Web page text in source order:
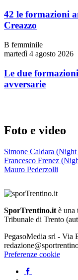
42 le formazioni
Creazzo
B femminile
martedì 4 agosto 2026
Le due
avversarie
Foto e video
Simone Caldara
Francesco Frenez
Mauro Pederzolli
SporTrentino.it è una
Tribunale di Trento
PegasoMedia srl - Via
Preferenze cookie